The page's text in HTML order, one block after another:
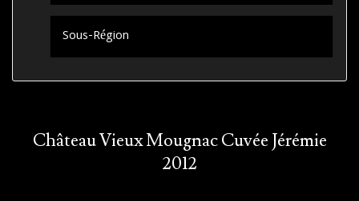
Sous-Région
Château Vieux Mougnac Cuvée Jérémie
2012